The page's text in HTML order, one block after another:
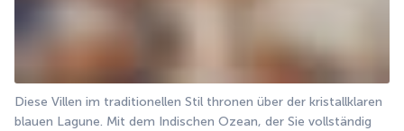
Diese Villen im traditionellen Stil thronen über der kristallklaren
blauen Lagune. Mit dem Indischen Ozean, der Sie vollständig